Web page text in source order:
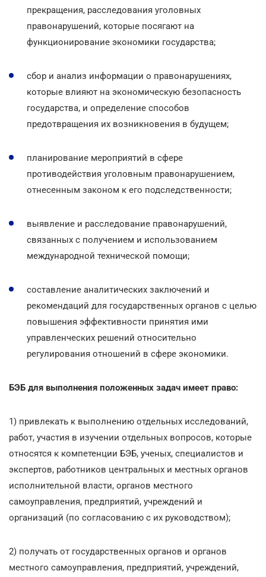
прекращения, расследования уголовных
правонарушений, которые посягают на
функционирование экономики государства;
сбор и анализ информации о правонарушениях,
которые влияют на экономическую безопасность
государства, и определение способов
предотвращения их возникновения в будущем;
планирование мероприятий в сфере
противодействия уголовным правонарушением,
отнесенным законом к его подследственности;
выявление и расследование правонарушений,
связанных с получением и использованием
международной технической помощи;
составление аналитических заключений и
рекомендаций для государственных органов с целью
повышения эффективности принятия ими
управленческих решений относительно
регулирования отношений в сфере экономики.
БЭБ для выполнения положенных задач имеет право:
1) привлекать к выполнению отдельных исследований,
работ, участия в изучении отдельных вопросов, которые
относятся к компетенции БЭБ, ученых, специалистов и
экспертов, работников центральных и местных органов
исполнительной власти, органов местного
самоуправления, предприятий, учреждений и
организаций (по согласованию с их руководством);
2) получать от государственных органов и органов
местного самоуправления, предприятий, учреждений,